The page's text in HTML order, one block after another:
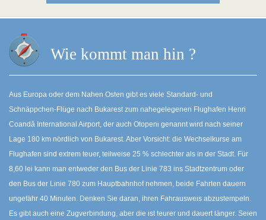
Wie kommt man hin ?
Aus Europa oder dem Nahen Osten gibt es viele Standard- und
Schnäppchen-Flüge nach Bukarest zum nahegelegenen Flughafen Henri
Coandă International Airport, der auch Otopeni genannt wird nach seiner
Lage 180 km nördlich von Bukarest. Aber Vorsicht: die Wechselkurse am
Flughafen sind extrem teuer, teilweise 25 % schlechter als in der Stadt. Für
8,60 lei kann man entweder den Bus der Linie 783 ins Stadtzentrum oder
den Bus der Linie 780 zum Hauptbahnhof nehmen, beide Fahrten dauern
ungefähr 40 Minuten. Denken Sie daran, ihren Fahrausweis abzustempeln.
Es gibt auch eine Zugverbindung, aber die ist teurer und dauert länger. Seien